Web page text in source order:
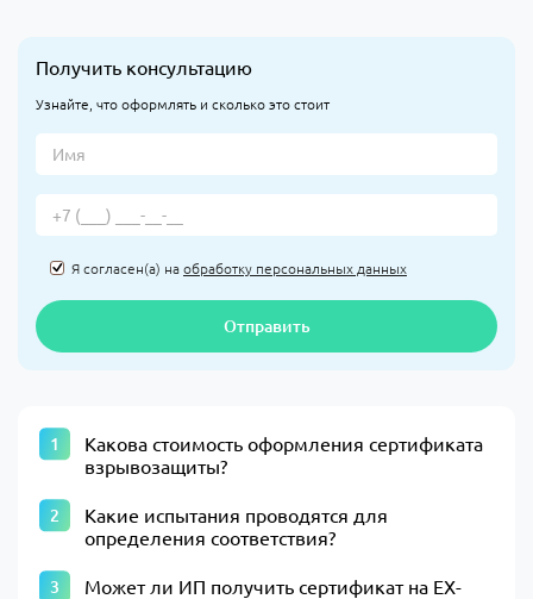
Получить консультацию
Узнайте, что оформлять и сколько это стоит
Я согласен(а) наобработку персональных данных
Отправить
Какова стоимость оформления сертификата
взрывозащиты?
Какие испытания проводятся для
определения соответствия?
Может ли ИП получить сертификат на EX-